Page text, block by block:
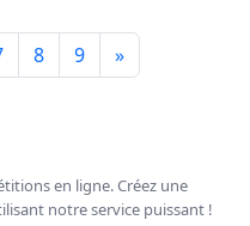
8 9 »
en ligne. Créez une
notre service puissant !